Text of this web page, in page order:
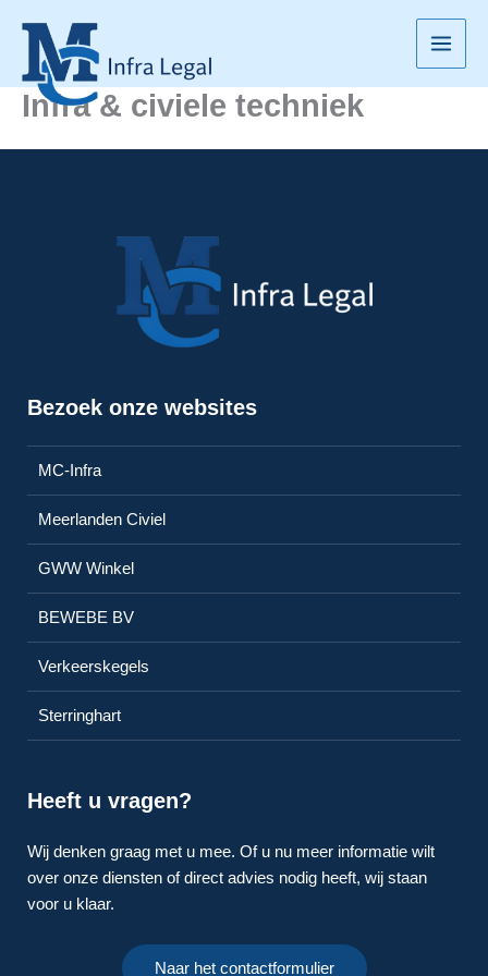
naar
inhoudInfra & civiele techniek
Bezoek onze websites
MC-Infra
Meerlanden Civiel
GWW Winkel
BEWEBE BV
Verkeerskegels
Sterringhart
Heeft u vragen?
Wij denken graag met u mee. Of u nu meer informatie wilt
over onze diensten of direct advies nodig heeft, wij staan
voor u klaar.
Naar het contactformulier